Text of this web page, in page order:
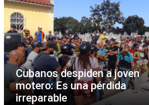
Cubanos despiden a joven
motero: Es una pérdida
irreparable